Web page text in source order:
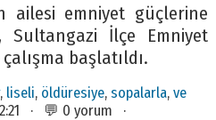
ailesi emniyet güçlerine
Sultangazi İlçe Emniyet
başlatıldı.
, liseli, öldüresiye, sopalarla, ve
· 💬 0 yorum ·